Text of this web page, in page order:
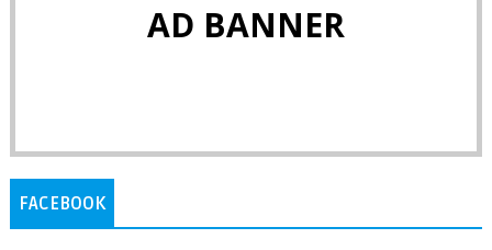
AD BANNER
FACEBOOK